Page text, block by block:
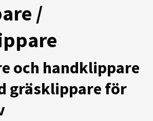
/
och handklippare
gräsklippare för